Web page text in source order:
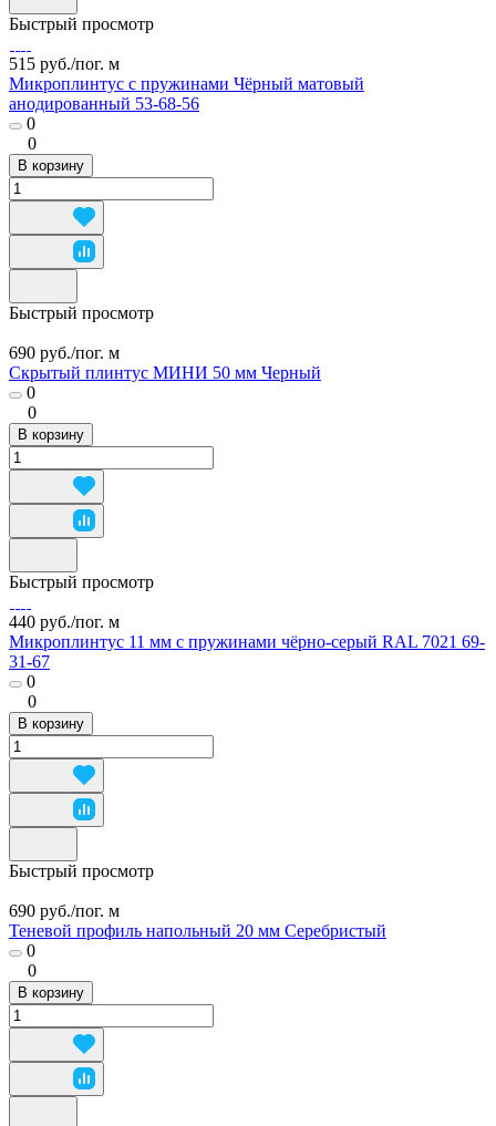
Быстрый просмотр
515 руб./пог. м
Микроплинтус с пружинами Чёрный матовый
анодированный 53-68-56
0
0
В корзину
Быстрый просмотр
690 руб./пог. м
Скрытый плинтус МИНИ 50 мм Черный
0
0
В корзину
Быстрый просмотр
440 руб./пог. м
Микроплинтус 11 мм с пружинами чёрно-серый RAL 7021 69-
31-67
0
0
В корзину
Быстрый просмотр
690 руб./пог. м
Теневой профиль напольный 20 мм Серебристый
0
0
В корзину